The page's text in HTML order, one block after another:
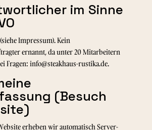
im Sinne
Impressum). Kein
ernannt, da unter 20 Mitarbeitern
Fragen: info@steakhaus-rustika.de.
(Besuch
erheben wir automatisch Server-